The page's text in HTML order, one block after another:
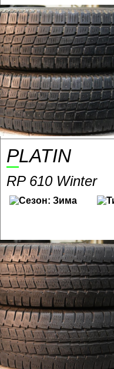
PLATIN
RP 610 Winter